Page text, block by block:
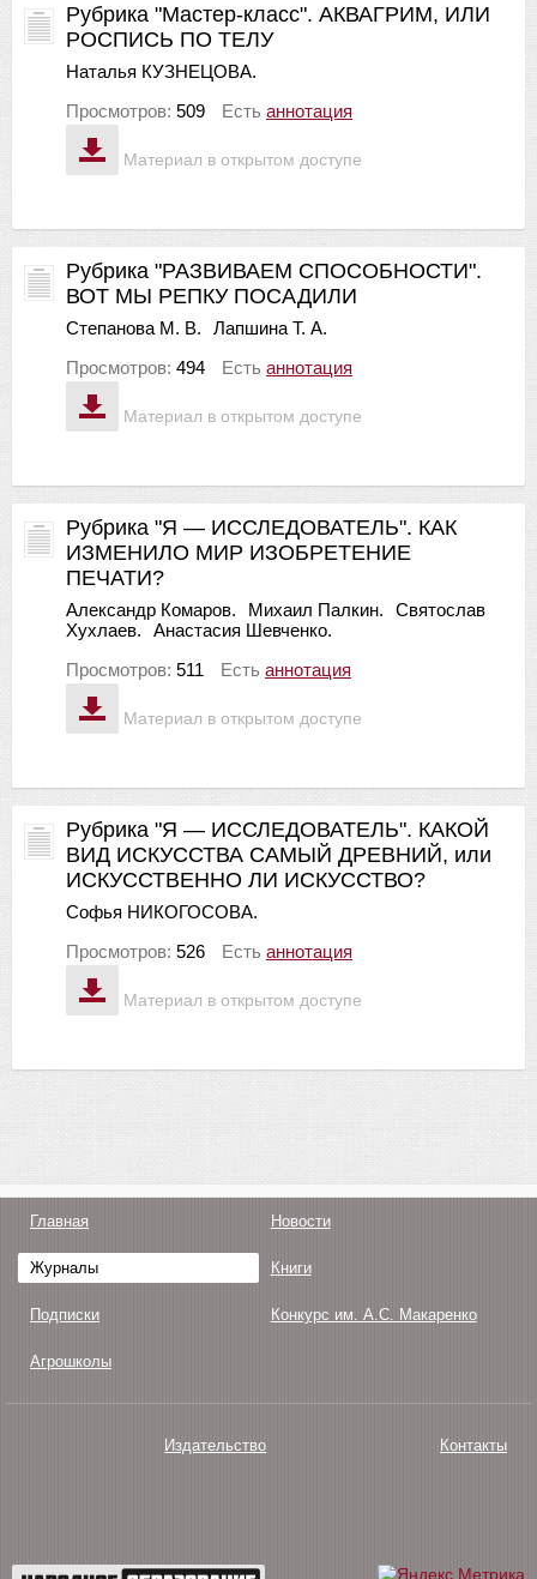
Материал в открытом доступе
Рубрика "Мастер-класс". АКВАГРИМ, ИЛИ
РОСПИСЬ ПО ТЕЛУ
Наталья КУЗНЕЦОВА.
Просмотров: 509 Есть аннотация
Материал в открытом доступе
Рубрика "РАЗВИВАЕМ СПОСОБНОСТИ".
ВОТ МЫ РЕПКУ ПОСАДИЛИ
Степанова М. В.
Лапшина Т. А.
Просмотров: 494 Есть аннотация
Материал в открытом доступе
Рубрика "Я — ИССЛЕДОВАТЕЛЬ". КАК
ИЗМЕНИЛО МИР ИЗОБРЕТЕНИЕ
ПЕЧАТИ?
Александр Комаров. Михаил Палкин.
Святослав
Хухлаев.
Анастасия Шевченко.
Просмотров: 511 Есть аннотация
Материал в открытом доступе
Рубрика "Я — ИССЛЕДОВАТЕЛЬ". КАКОЙ
ВИД ИСКУССТВА САМЫЙ ДРЕВНИЙ, или
ИСКУССТВЕННО ЛИ ИСКУССТВО?
Софья НИКОГОСОВА.
Просмотров: 526 Есть аннотация
Главная Новости
Журналы Книги
Подписки Конкурс им. А.С. Макаренко
Агрошколы
Издательство Контакты